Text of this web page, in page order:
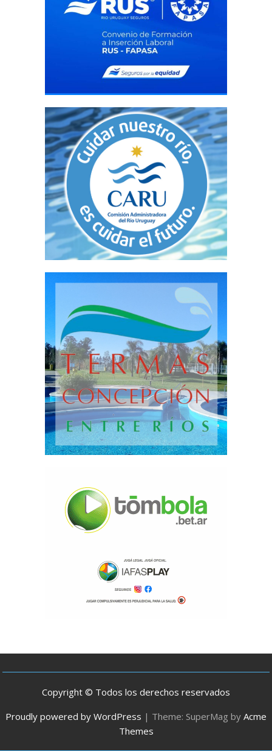
Copyright © Todos los derechos reservados
Proudly powered by WordPress | Theme: SuperMag by Acme
Themes